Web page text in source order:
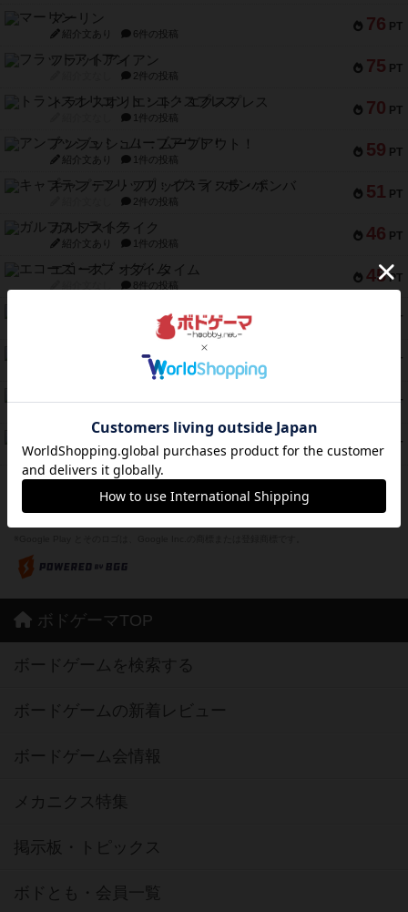
76 PT
マーリン
紹介文あり 6件の投稿
75 PT
フラットアイアン
2件の投稿
70 PT
トランスオリエント・エクスプレス
1件の投稿
59 PT
アンブッシュ！：ムーブアウト！
紹介文あり 1件の投稿
51 PT
キャプテン・フリップ：イスラ・ボンバ
2件の投稿
46 PT
ガルフストライク
紹介文あり 1件の投稿
45 PT
エコーズ・オブ・タイム
8件の投稿
PT
12件の投稿
PT
1件の投稿
45 PT
PT
ドコジャン
紹介文あり 10件の投稿
※Apple、Apple のロゴ は、米国および他の国々で登録されたApple Inc.の商標です。
ボドゲーマTOP
ボードゲームを検索する
ボードゲームの新着レビュー
ボードゲーム会情報
メカニクス特集
掲示板・トピックス
ボドとも・会員一覧